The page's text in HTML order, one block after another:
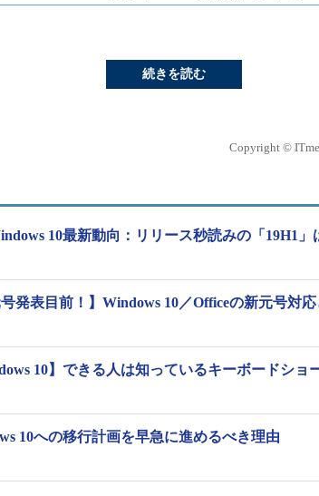
続きを読む
Copyright ©
10最新動向：リリース秒読みの「19H1」
号発表目前！】Windows 10／Officeの新元号対
10】できる人は知っているキーボードショ
10への移行計画を早急に進めるべき理由